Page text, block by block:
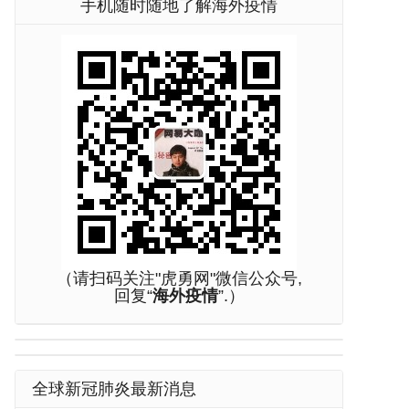
手机随时随地了解海外疫情
（请扫码关注"虎勇网"微信公众号,
回复“海外疫情”.）
全球新冠肺炎最新消息